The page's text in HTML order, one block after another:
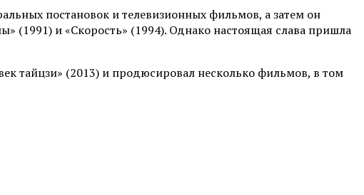
постановок и телевизионных фильмов, а затем он
(1991) и «Скорость» (1994). Однако настоящая слава пришла
тайцзи» (2013) и продюсировал несколько фильмов, в том